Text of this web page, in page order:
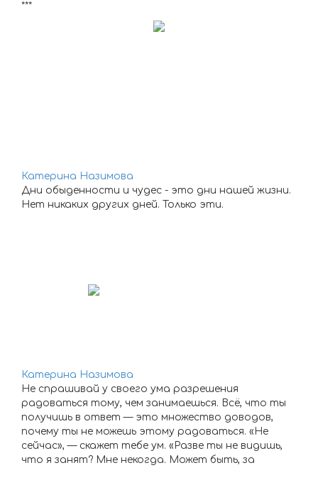
***
Катерина Назимова
Дни обыденности и чудес - это дни нашей жизни.
Нет никаких других дней. Только эти.
Катерина Назимова
Не спрашивай у своего ума разрешения
радоваться тому, чем занимаешься. Всё, что ты
получишь в ответ — это множество доводов,
почему ты не можешь этому радоваться. «Не
сейчас», — скажет тебе ум. «Разве ты не видишь,
что я занят? Мне некогда. Может быть, за